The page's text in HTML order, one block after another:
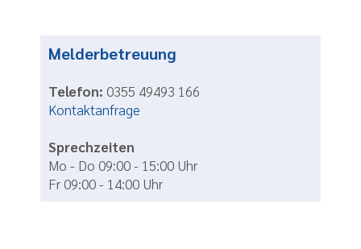
Melderbetreuung
Telefon: 0355 49493 166
Kontaktanfrage
Sprechzeiten
Mo - Do 09:00 - 15:00 Uhr
Fr 09:00 - 14:00 Uhr